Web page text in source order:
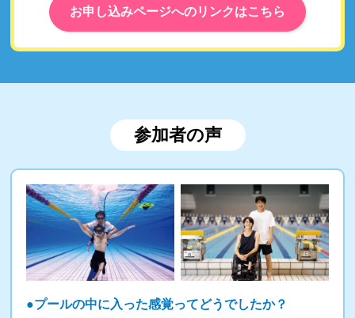
お申し込みページへのリンクはこちら
参加者の声
●プールの中に入った感覚ってどうでしたか？